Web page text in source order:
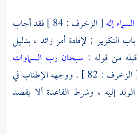
إله
[ الزخرف : 84 ] فقد أجاب
التكرير ; لإفادة أمر زائد ، بدليل
من قوله : سبحان رب السماوات
[ الزخرف : 82 ] . ووجهه الإطناب في
إليه ، وشرط القاعدة ألا يقصد